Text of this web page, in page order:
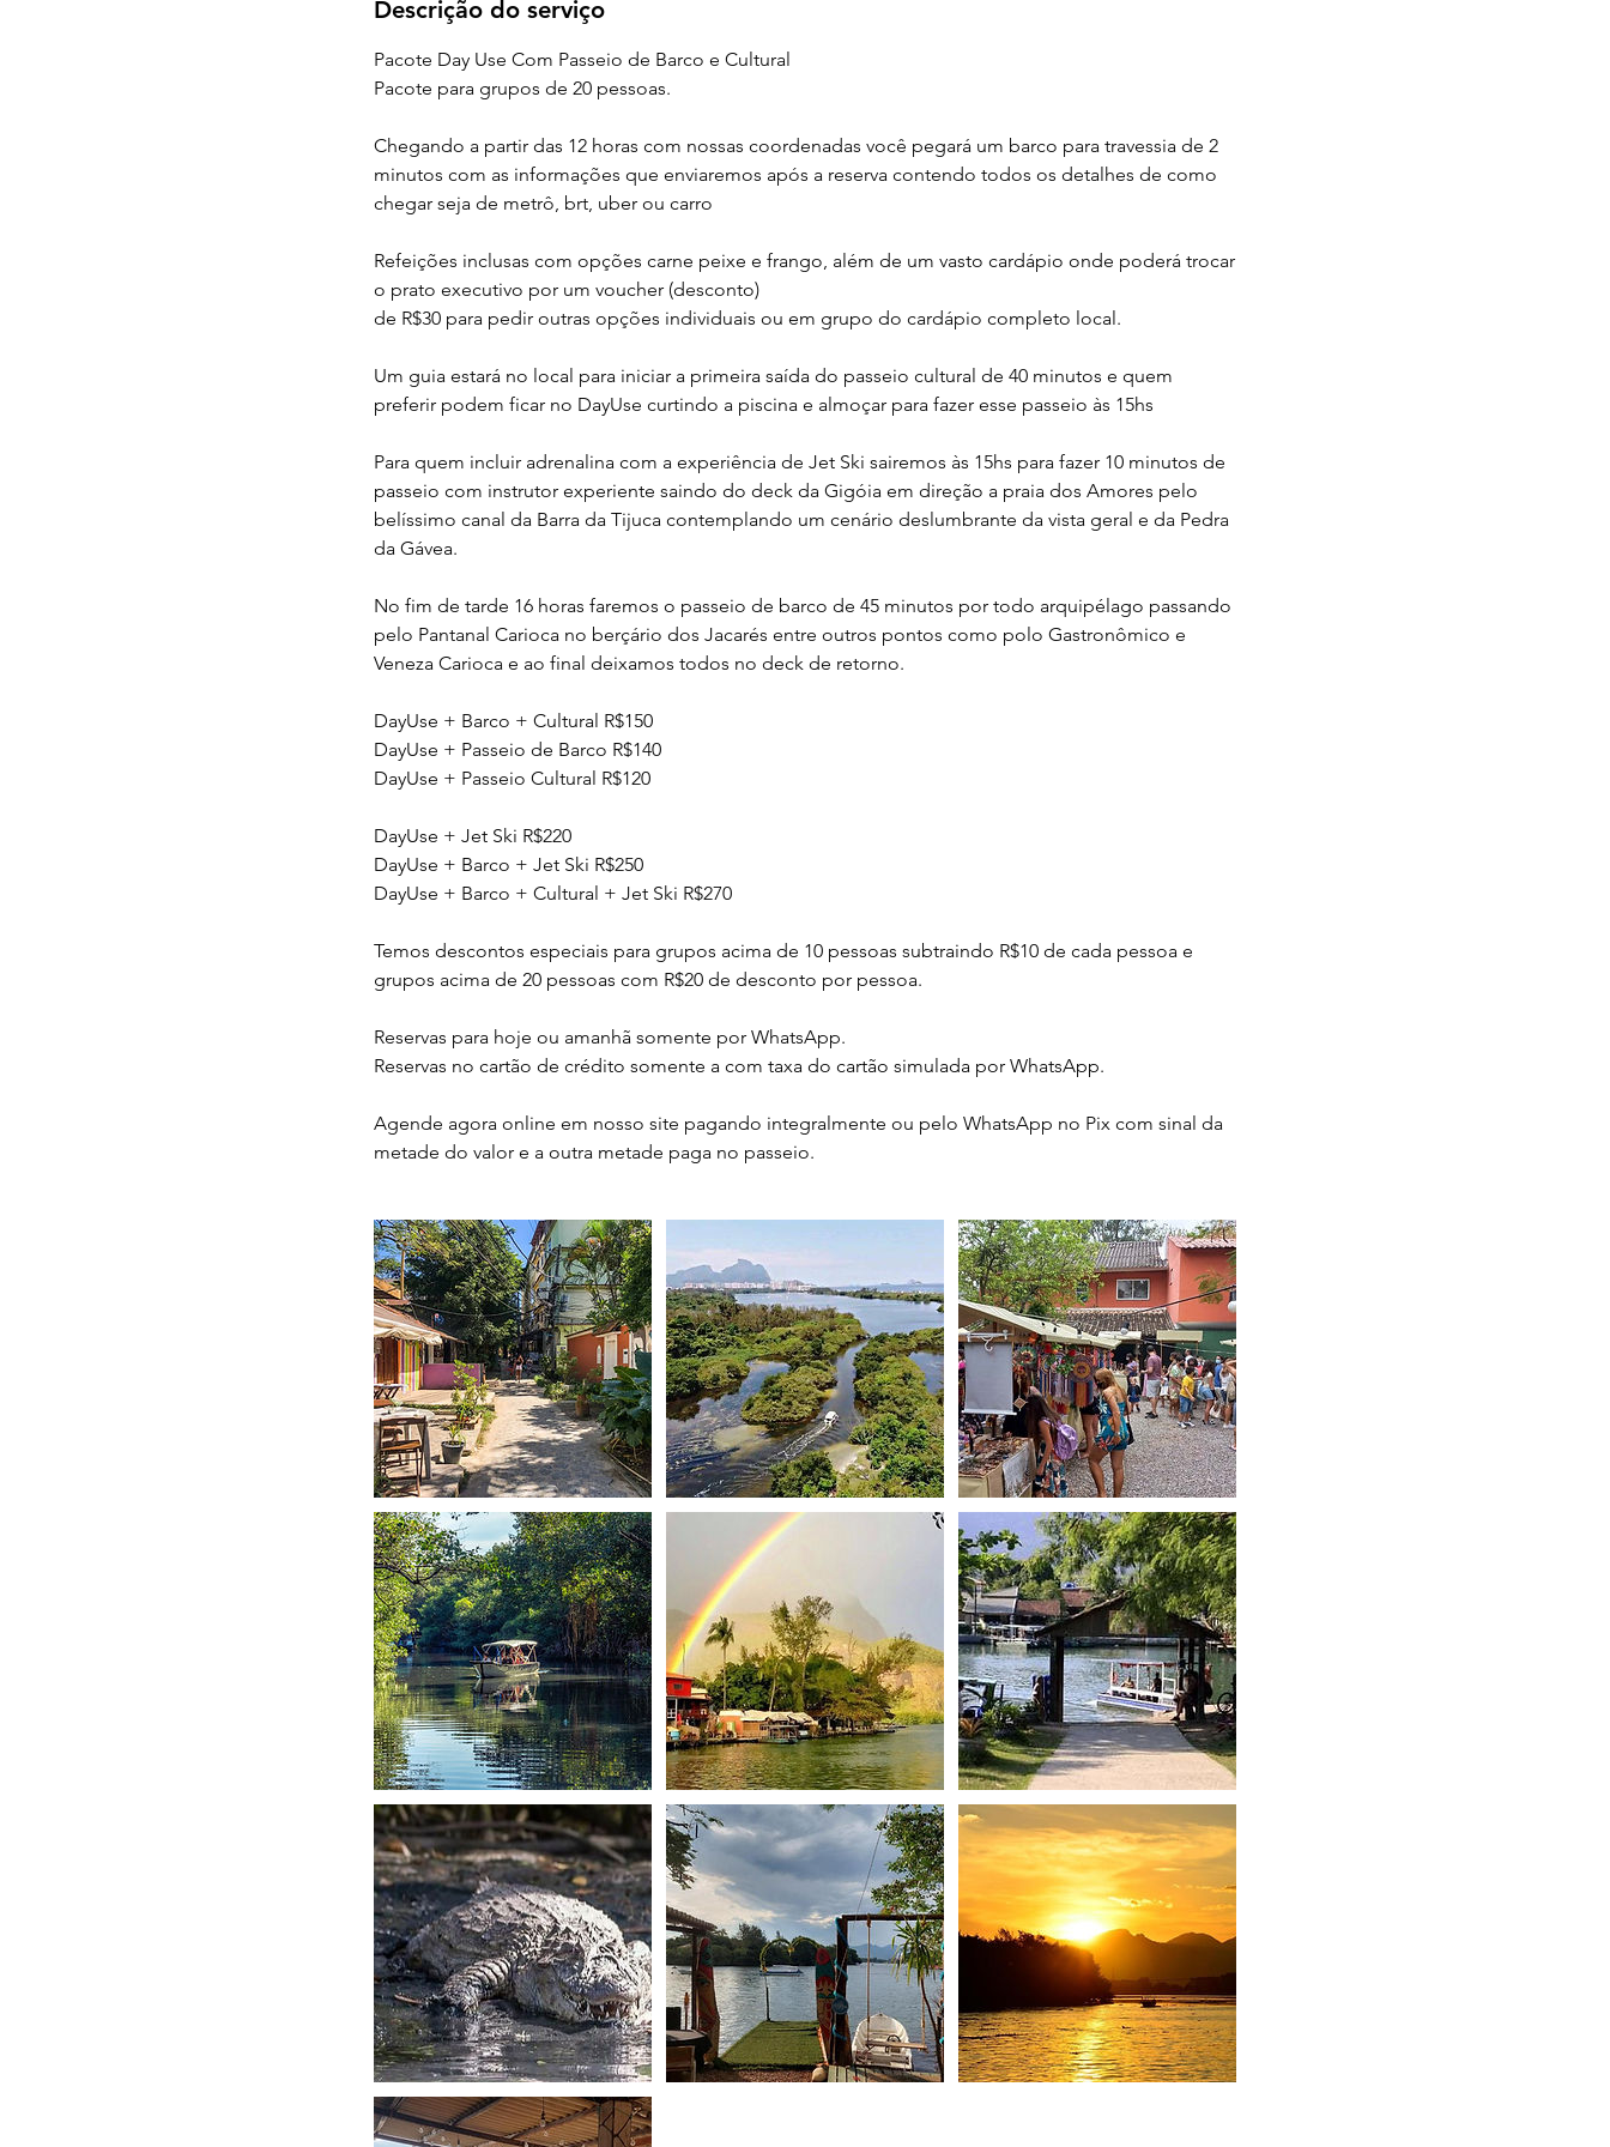
Descrição do serviço
Pacote Day Use Com Passeio de Barco e Cultural
Pacote para grupos de 20 pessoas.
Chegando a partir das 12 horas com nossas coordenadas você pegará um barco para travessia de 2
minutos com as informações que enviaremos após a reserva contendo todos os detalhes de como
chegar seja de metrô, brt, uber ou carro
Refeições inclusas com opções carne peixe e frango, além de um vasto cardápio onde poderá trocar
o prato executivo por um voucher (desconto)
de R$30 para pedir outras opções individuais ou em grupo do cardápio completo local.
Um guia estará no local para iniciar a primeira saída do passeio cultural de 40 minutos e quem
preferir podem ficar no DayUse curtindo a piscina e almoçar para fazer esse passeio às 15hs
Para quem incluir adrenalina com a experiência de Jet Ski sairemos às 15hs para fazer 10 minutos de
passeio com instrutor experiente saindo do deck da Gigóia em direção a praia dos Amores pelo
belíssimo canal da Barra da Tijuca contemplando um cenário deslumbrante da vista geral e da Pedra
da Gávea.
No fim de tarde 16 horas faremos o passeio de barco de 45 minutos por todo arquipélago passando
pelo Pantanal Carioca no berçário dos Jacarés entre outros pontos como polo Gastronômico e
Veneza Carioca e ao final deixamos todos no deck de retorno.
DayUse + Barco + Cultural R$150
DayUse + Passeio de Barco R$140
DayUse + Passeio Cultural R$120
DayUse + Jet Ski R$220
DayUse + Barco + Jet Ski R$250
DayUse + Barco + Cultural + Jet Ski R$270
Temos descontos especiais para grupos acima de 10 pessoas subtraindo R$10 de cada pessoa e
grupos acima de 20 pessoas com R$20 de desconto por pessoa.
Reservas para hoje ou amanhã somente por WhatsApp.
Reservas no cartão de crédito somente a com taxa do cartão simulada por WhatsApp.
Agende agora online em nosso site pagando integralmente ou pelo WhatsApp no Pix com sinal da
metade do valor e a outra metade paga no passeio.